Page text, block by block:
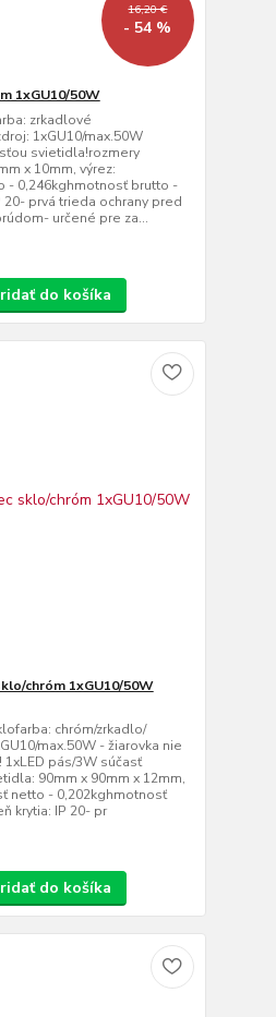
16,20 €
- 54 %
1xGU10/50W
zrkadlové
1xGU10/max.50W
svietidla!rozmery
x 10mm, výrez:
- 0,246kghmotnosť brutto -
20- prvá trieda ochrany pred
určené pre za...
do košíka
chróm 1xGU10/50W
chróm/zrkadlo/
max.50W - žiarovka nie
pás/3W súčasť
90mm x 90mm x 12mm,
netto - 0,202kghmotnosť
krytia: IP 20- pr
do košíka